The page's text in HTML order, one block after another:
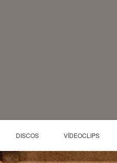
DISCOS VÍDEOCLIPS